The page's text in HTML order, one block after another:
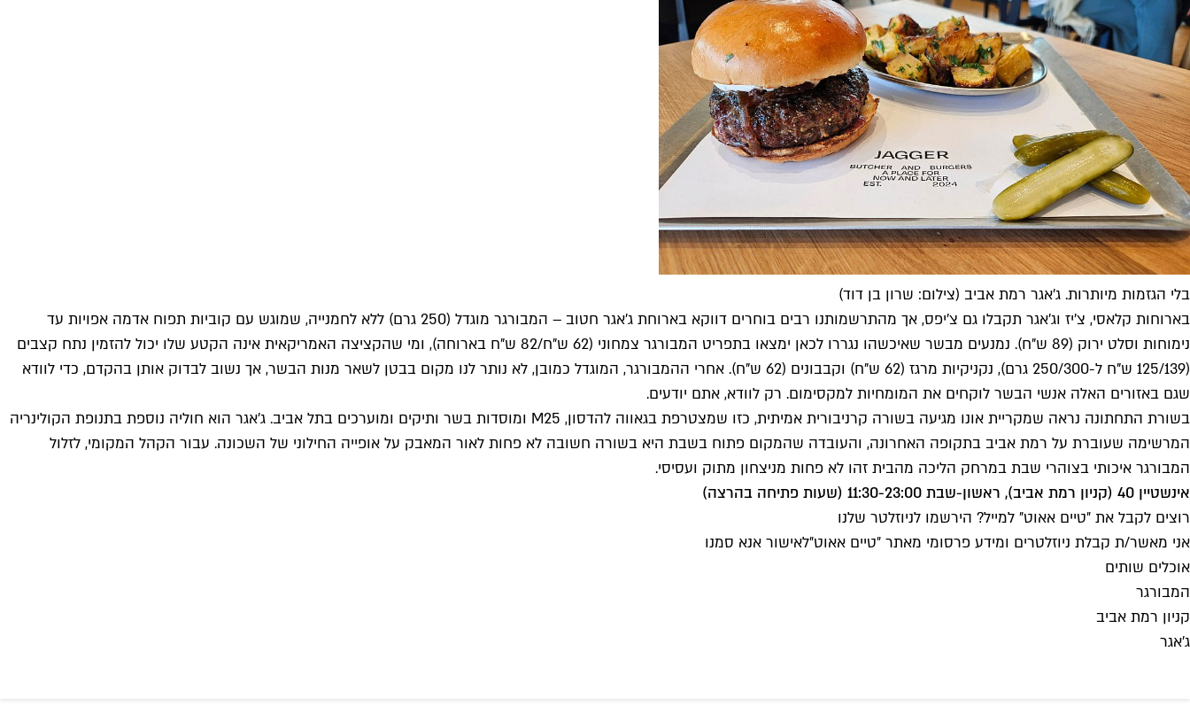
בלי הגזמות מיותרות. ג'אגר רמת אביב (צילום: שרון בן דוד)
בארוחות קלאסי, צ'יז וג'אגר תקבלו גם צ'יפס, אך מהתרשמותנו רבים בוחרים דווקא בארוחת ג'אגר חטוב – המבורגר מוגדל (250 גרם) ללא לחמנייה, שמוגש עם קוביות תפוח אדמה אפויות עד
נימוחות וסלט ירוק (89 ש"ח). נמנעים מבשר שאיכשהו נגררו לכאן ימצאו בתפריט המבורגר צמחוני (62 ש"ח/82 ש"ח בארוחה), ומי שהקציצה האמריקאית אינה הקטע שלו יכול להזמין נתח קצבים
(125/139 ש"ח ל-250/300 גרם), נקניקיות מרגז (62 ש"ח) וקבבונים (62 ש"ח). אחרי ההמבורגר, המוגדל כמובן, לא נותר לנו מקום בבטן לשאר מנות הבשר, אך נשוב לבדוק אותן בהקדם, כדי לוודא
שגם באזורים האלה אנשי הבשר לוקחים את המומחיות למקסימום. רק לוודא, אתם יודעים.
בשורת התחתונה נראה שמקריית אונו מגיעה בשורה קרניבורית אמיתית, כזו שמצטרפת בגאווה להדסון, M25 ומוסדות בשר ותיקים ומוערכים בתל אביב. ג'אגר הוא חוליה נוספת בתנופת הקולינריה
המרשימה שעוברת על רמת אביב בתקופה האחרונה, והעובדה שהמקום פתוח בשבת היא בשורה חשובה לא פחות לאור המאבק על אופייה החילוני של השכונה. עבור הקהל המקומי, לזלול
המבורגר איכותי בצוהרי שבת במרחק הליכה מהבית זהו לא פחות מניצחון מתוק ועסיסי.
אינשטיין 40 (קניון רמת אביב), ראשון-שבת 11:30-23:00 (שעות פתיחה בהרצה)
רוצים לקבל את ״טיים אאוט״ למייל? הירשמו לניוזלטר שלנו
אני מאשר/ת קבלת ניוזלטרים ומידע פרסומי מאתר ״טיים אאוט״לאישור אנא סמנו
אוכלים שותים
המבורגר
קניון רמת אביב
ג'אגר